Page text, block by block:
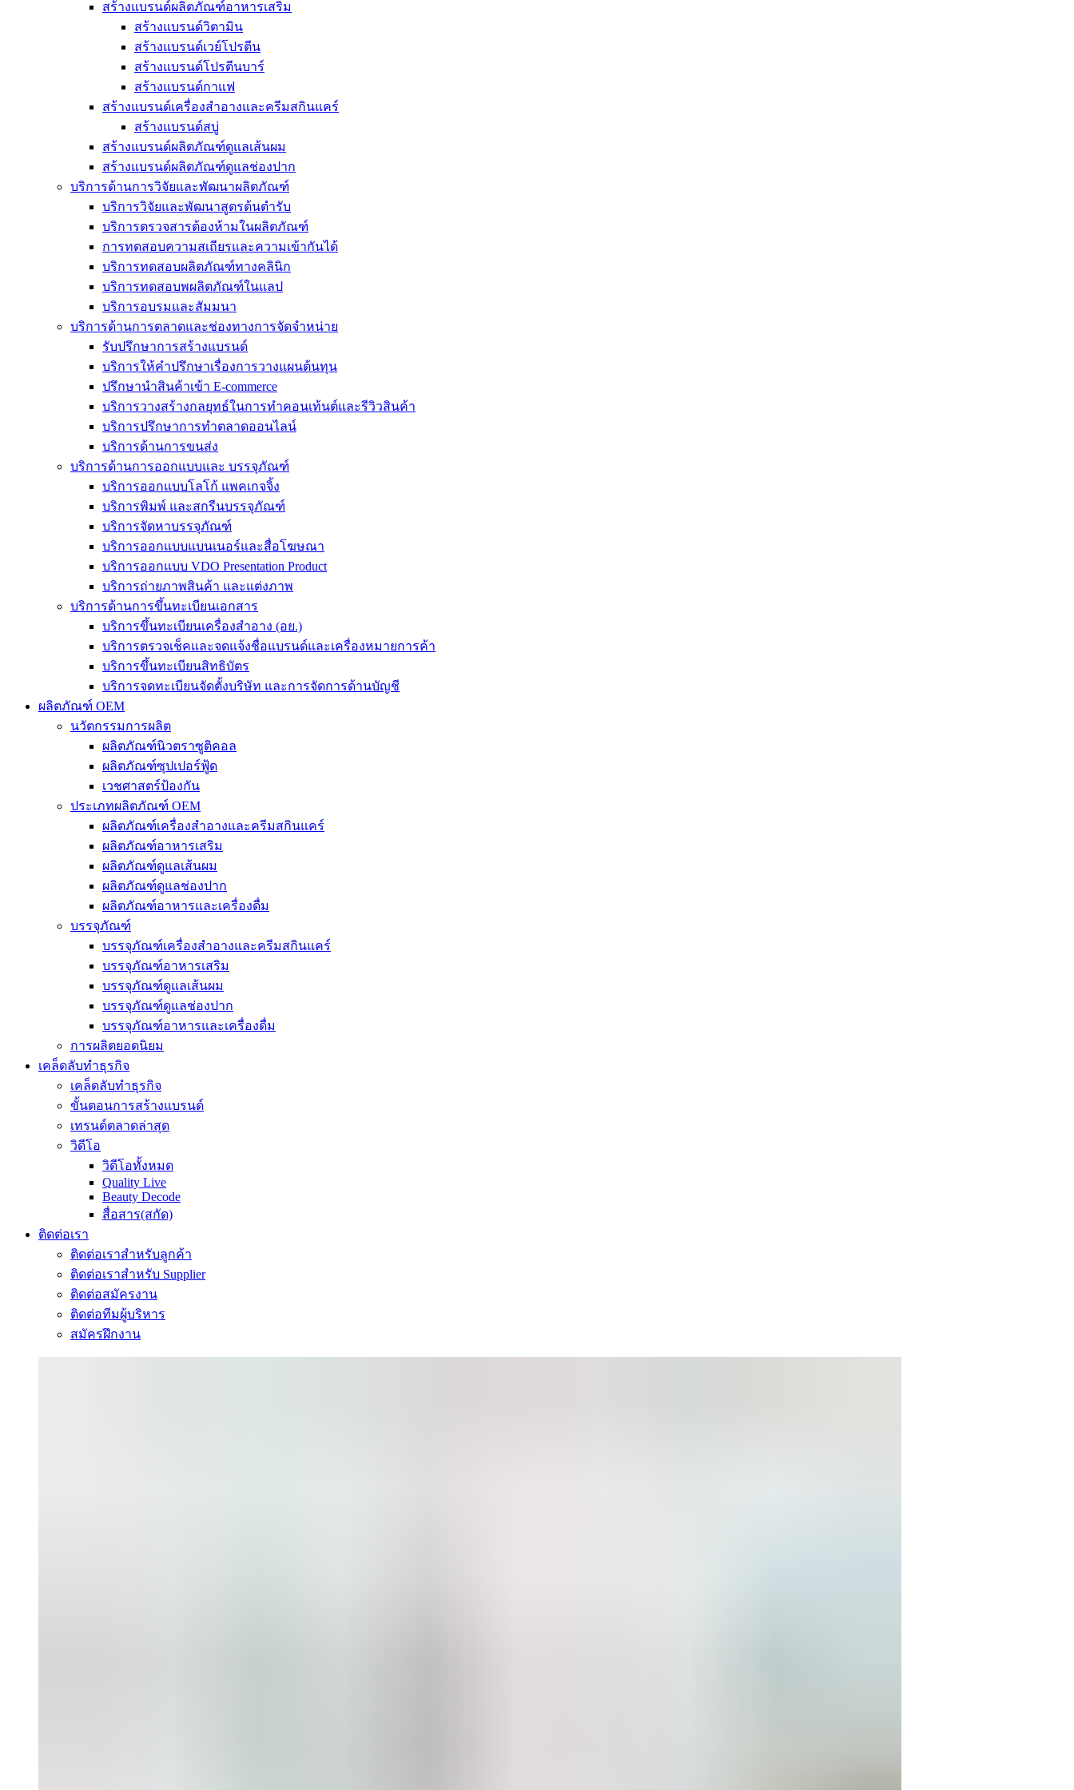
สร้างแบรนด์ผลิตภัณฑ์อาหารเสริม
สร้างแบรนด์วิตามิน
สร้างแบรนด์เวย์โปรตีน
สร้างแบรนด์โปรตีนบาร์
สร้างแบรนด์กาแฟ
สร้างแบรนด์เครื่องสำอางและครีมสกินแคร์
สร้างแบรนด์สบู่
สร้างแบรนด์ผลิตภัณฑ์ดูแลเส้นผม
สร้างแบรนด์ผลิตภัณฑ์ดูแลช่องปาก
บริการด้านการวิจัยและพัฒนาผลิตภัณฑ์
บริการวิจัยและพัฒนาสูตรต้นตำรับ
บริการตรวจสารต้องห้ามในผลิตภัณฑ์
การทดสอบความสเถียรและความเข้ากันได้
บริการทดสอบผลิตภัณฑ์ทางคลินิก
บริการทดสอบพผลิตภัณฑ์ในแลป
บริการอบรมและสัมมนา
บริการด้านการตลาดและช่องทางการจัดจำหน่าย
รับปรึกษาการสร้างแบรนด์
บริการให้คำปรึกษาเรื่องการวางแผนต้นทุน
ปรึกษานำสินค้าเข้า E-commerce
บริการวางสร้างกลยุทธ์ในการทำคอนเท้นต์และรีวิวสินค้า
บริการปรึกษาการทำตลาดออนไลน์
บริการด้านการขนส่ง
บริการด้านการออกแบบและ บรรจุภัณฑ์
บริการออกแบบโลโก้ แพคเกจจิ้ง
บริการพิมพ์ และสกรีนบรรจุภัณฑ์
บริการจัดหาบรรจุภัณฑ์
บริการออกแบบแบนเนอร์และสื่อโฆษณา
บริการออกแบบ VDO Presentation Product
บริการถ่ายภาพสินค้า และแต่งภาพ
บริการด้านการขึ้นทะเบียนเอกสาร
บริการขึ้นทะเบียนเครื่องสำอาง (อย.)
บริการตรวจเช็คและจดแจ้งชื่อแบรนด์และเครื่องหมายการค้า
บริการขึ้นทะเบียนสิทธิบัตร
บริการจดทะเบียนจัดตั้งบริษัท และการจัดการด้านบัญชี
ผลิตภัณฑ์ OEM
นวัตกรรมการผลิต
ผลิตภัณฑ์นิวตราซูติคอล
ผลิตภัณฑ์ซุปเปอร์ฟู้ด
เวชศาสตร์ป้องกัน
ประเภทผลิตภัณฑ์ OEM
ผลิตภัณฑ์เครื่องสำอางและครีมสกินแคร์
ผลิตภัณฑ์อาหารเสริม
ผลิตภัณฑ์ดูแลเส้นผม
ผลิตภัณฑ์ดูแลช่องปาก
ผลิตภัณฑ์อาหารและเครื่องดื่ม
บรรจุภัณฑ์
บรรจุภัณฑ์เครื่องสำอางและครีมสกินแคร์
บรรจุภัณฑ์อาหารเสริม
บรรจุภัณฑ์ดูแลเส้นผม
บรรจุภัณฑ์ดูแลช่องปาก
บรรจุภัณฑ์อาหารและเครื่องดื่ม
การผลิตยอดนิยม
เคล็ดลับทำธุรกิจ
เคล็ดลับทำธุรกิจ
ขั้นตอนการสร้างแบรนด์
เทรนด์ตลาดล่าสุด
วิดีโอ
วิดีโอทั้งหมด
Quality Live
Beauty Decode
สื่อสาร(สกัด)
ติดต่อเรา
ติดต่อเราสำหรับลูกค้า
ติดต่อเราสำหรับ Supplier
ติดต่อสมัครงาน
ติดต่อทีมผู้บริหาร
สมัครฝึกงาน